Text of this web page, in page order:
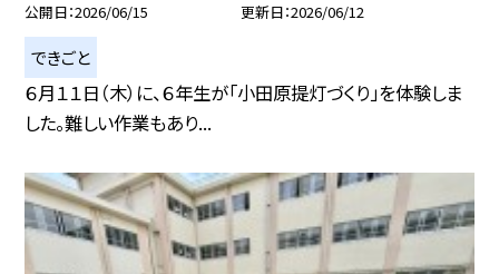
公開日 2026/06/15 更新日 2026/06/12
できごと
６月１１日（木）に、６年生が「小田原提灯づくり」を体験しま
した。難しい作業もあり...